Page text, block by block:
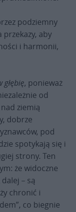
podziemny
aby
i harmonii,
głębię, ponieważ
od
ziemią
dobrze
pod
spotykają się i
strony. Ten
że widoczne
– są
chronić i
co biegnie